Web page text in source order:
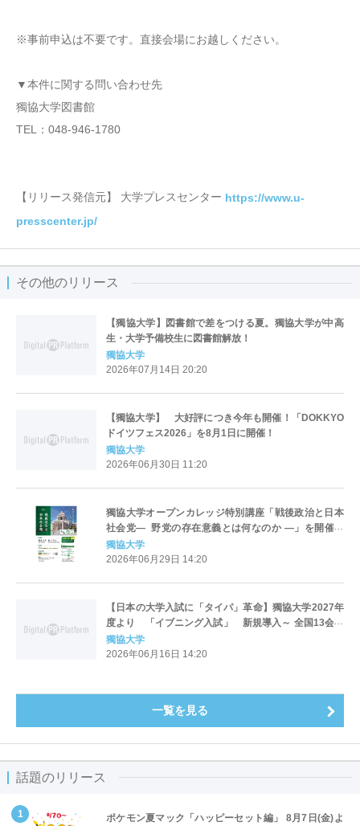
※事前申込は不要です。直接会場にお越しください。
▼本件に関する問い合わせ先
獨協大学図書館
TEL：048-946-1780
【リリース発信元】 大学プレスセンター https://www.u-
presscenter.jp/
その他のリリース
【獨協大学】図書館で差をつける夏。獨協大学が中高
生・大学予備校生に図書館解放！
獨協大学
2026年07月14日 20:20
【獨協大学】 大好評につき今年も開催！「DOKKYO
ドイツフェス2026」を8月1日に開催！
獨協大学
2026年06月30日 11:20
獨協大学オープンカレッジ特別講座「戦後政治と日本
社会党― 野党の存在意義とは何なのか ―」を開催し
ます。
獨協大学
2026年06月29日 14:20
【日本の大学入試に「タイパ」革命】獨協大学2027年
度より 「イブニング入試」 新規導入～ 全国13会場
で夕方から試験開始、本学「全学科統一入試」との同
日併願も可能 ～
獨協大学
2026年06月16日 14:20
一覧を見る
話題のリリース
ポケモン夏マック「ハッピーセット編」 8月7日(金)よ